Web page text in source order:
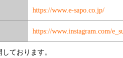
https://www.e-sapo.co.jp/
https://www.instagram.com/
ております。